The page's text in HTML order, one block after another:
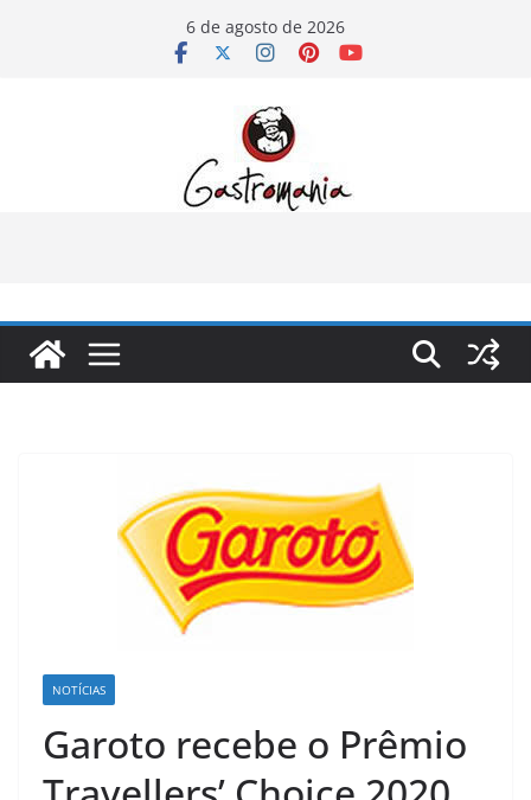
6 de agosto de 2026
NOTÍCIAS
Garoto recebe o Prêmio